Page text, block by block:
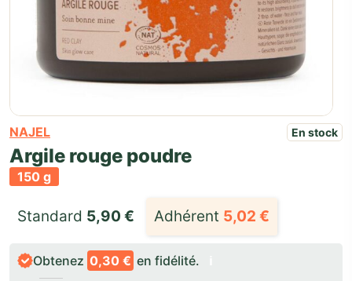
NAJEL En stock
Argile rouge poudre
150 g
Standard 5,90 € Adhérent 5,02 €
Obtenez 0,30 € en fidélité.